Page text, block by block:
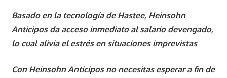
Basado en la tecnología de Hastee, Heinsohn
Anticipos da acceso inmediato al salario devengado,
lo cual alivia el estrés en situaciones imprevistas
Con Heinsohn Anticipos no necesitas esperar a fin de